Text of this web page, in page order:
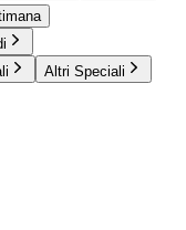
Altri Speciali